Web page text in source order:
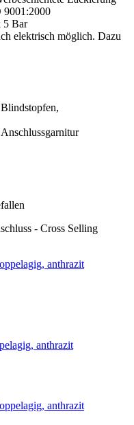
5 Bar
elektrisch möglich. Dazu
- Cross Selling
anthrazit